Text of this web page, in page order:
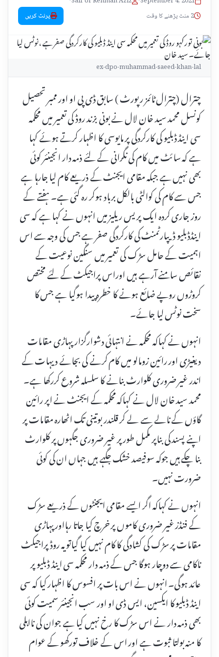
2 منٹ پڑھنے کا وقت
پرنٹ کریں
ex-dpo-muhammad-saeed-khan-lal
چترال (چترال ٹائمز رپورٹ ) سابق ڈی پی او اور ممبر تحصیل
کونسل محمد سید خان لال نے بونی بزند روڈ کی تعمیر میں محکمہ
سی اینڈ ڈبلیو کی کارکردگی پر مایوسی کا اظہار کرتے ہوئے کہا
ہے کہ سائٹ میں کام کی نگرانی کے لئے ذمہ دار انجینئر کوئی
بھی نہیں ہے جبکہ مقامی ایجنٹ کے ذریعے کام لیا جارہا ہے
جس سے کام کی کوالٹی بالکل برباد ہوکر رہ گئی ہے۔ ہفتے کے
روز جاری کردہ ایک پریس ریلیز میں انہوں نے کہا ہے کہ سی
اینڈڈبلیو ڈیپارٹمنٹ کی کارکردگی صفر ہے جس کی وجہ سے اس
اہمیت کے حامل سڑک کی تعمیر میں سنگین نوعیت کے
نقائص سامنے آرہے ہیں اوراس پراجیکٹ کے لئے مختص
کروڑوں روپے ضائع ہونے کا خطرہ پیدا ہوگیا ہے جس کا
سخت نوٹس لیا جائے۔
انہوں نے کہاکہ محکمہ نے انتہائی دشوارگزار پہاڑی مقامات
دیغیڑی اور رائین زومالو میں کام کرنے کی بجائے دیہات کے
اندر غیر ضروری کلوارٹ بنانے کا سلسلہ شروع کررکھا ہے۔
محمد سید خان لال نے کہاکہ محکمہ کے ایجنٹ نے اپر رائین
گاؤں کے نالے سے لے کر قلندر بوتینی تک اٹھارہ مقامات پر
اپنے پسند کی بناپر مکمل طور پر غیر ضروری جگہوں پر کلوارٹ
بنا چکے ہیں جوکہ سوفیصد خشک جگہے ہیں جہاں ان کی کوئی
ضرورت نہیں۔
انہوں نے کہاکہ اگر ایسے مقامی ایجنٹوں کے ذریعے سڑک
کے فنڈز غیر ضروری کاموں پر خرچ کیا جاتا رہااور پہاڑی
مقامات پر سڑک کی کشادگی کا کام نہیں کیا گیاتو یہ روڈ پراجیکٹ
ناکامی سے دوچار ہوگا جس کے ذمہ دار محکمہ سی اینڈ ڈبلیو پر
عائد ہوگی۔ انہوں نے اس بات پر افسوس کا اظہار کیا کہ سی
اینڈ ڈبلیو کا ایکسین، ایس ڈی او اور سب انجینئر سمیت کوئی
بھی ذمہ دار نے اس سڑک کا رخ نہیں کیا ہے جوان کی نااہلی
کا منہ بولتا ثبوت ہے اور اس کے خلاف تورکھو کے عوام